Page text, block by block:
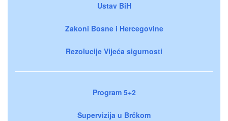
Ustav BiH
Zakoni Bosne i Hercegovine
Rezolucije Vijeća sigurnosti
Program 5+2
Supervizija u Brčkom